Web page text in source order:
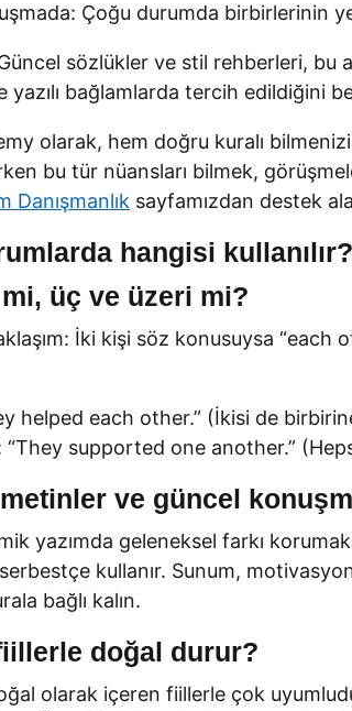
Çoğu durumda birbirlerinin
sözlükler ve stil rehberleri, bu
yazılı bağlamlarda tercih edildiğini
olarak, hem doğru kuralı
bu tür nüansları bilmek,
Danışmanlık sayfamızdan destek
hangisi
üç ve üzeri mi?
İki kişi söz konusuysa “each
helped each other.” (İkisi de
“They supported one another.”
ve güncel
yazımda geleneksel farkı
kullanır. Sunum,
bağlı kalın.
doğal durur?
doğal olarak içeren fiillerle çok